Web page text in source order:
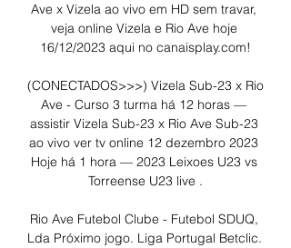
Ave x Vizela ao vivo em HD sem travar,
veja online Vizela e Rio Ave hoje
16/12/2023 aqui no canaisplay.com!
(CONECTADOS>>>) Vizela Sub-23 x Rio
Ave - Curso 3 turma há 12 horas —
assistir Vizela Sub-23 x Rio Ave Sub-23
ao vivo ver tv online 12 dezembro 2023
Hoje há 1 hora — 2023 Leixoes U23 vs
Torreense U23 live .
Rio Ave Futebol Clube - Futebol SDUQ,
Lda Próximo jogo. Liga Portugal Betclic.